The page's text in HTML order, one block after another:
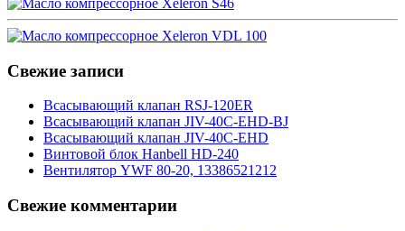
Свежие записи
Всасывающий клапан RSJ-120ER
Всасывающий клапан JIV-40C-EHD-BJ
Всасывающий клапан JIV-40C-EHD
Винтовой блок Hanbell HD-240
Вентилятор YWF 80-20, 13386521212
Свежие комментарии